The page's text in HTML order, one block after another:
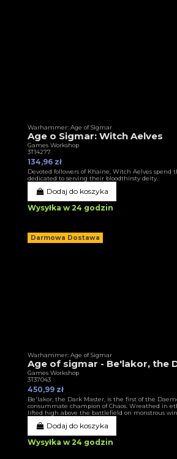
Warhammer: Age of Sigmar
Age o Sigmar: Witch Aelves
Games Workshop
3T14277
134,96 zł
Devoted followers of Khaine, Witch Aelves spend
dedicated to serving their bloodthirsty deity.
Dodaj do koszyka
Wysyłka w 24 godzin
Darmowa Dostawa
Warhammer: Age of Sigmar
Age of sigmar - Be'lakor, the
Games Workshop
3T37043
450,99 zł
Be'lakor, the Dark Master, is the first of the
consummate champion of Chaos. Wreathed in
lifted high above the battlefield on monstrous
Dodaj do koszyka
Wysyłka w 24 godzin